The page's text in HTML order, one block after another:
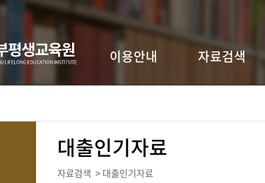
이용안내 자료검색
대출인기자료
자료검색 > 대출인기자료